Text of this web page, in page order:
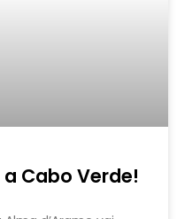
Cabo Verde!